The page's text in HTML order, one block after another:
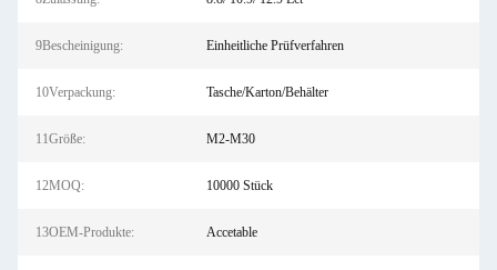
9Bescheinigung: Einheitliche Prüfverfahren
10Verpackung: Tasche/Karton/Behälter
11Größe: M2-M30
12MOQ: 10000 Stück
13OEM-Produkte: Accetable